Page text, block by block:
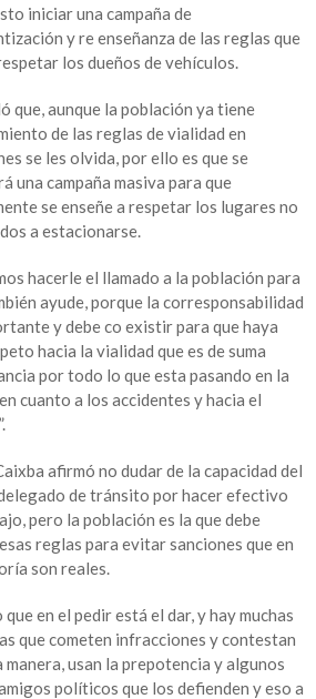
iniciar una campaña de
y re enseñanza de las reglas que
los dueños de vehículos.
que, aunque la población ya tiene
de las reglas de vialidad en
se les olvida, por ello es que se
una campaña masiva para que
se enseñe a respetar los lugares no
a estacionarse.
hacerle el llamado a la población para
ayude, porque la corresponsabilidad
y debe co existir para que haya
hacia la vialidad que es de suma
por todo lo que esta pasando en la
cuanto a los accidentes y hacia el
afirmó no dudar de la capacidad del
de tránsito por hacer efectivo
pero la población es la que debe
reglas para evitar sanciones que en
son reales.
que en el pedir está el dar, y hay muchas
que cometen infracciones y contestan
manera, usan la prepotencia y algunos
políticos que los defienden y eso a